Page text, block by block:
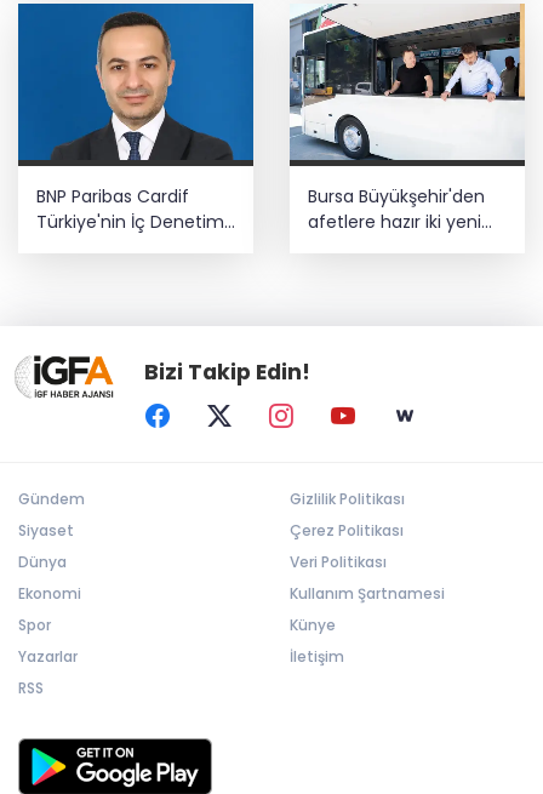
BNP Paribas Cardif
Türkiye'nin İç Denetim
Direktörü Mustafa
Bursa Büyükşehir'den
afetlere hazır iki yeni
mobil araç
Bizi Takip Edin!
Gündem
Siyaset
Dünya
Ekonomi
Spor
Yazarlar
RSS
Gizlilik Politikası
Çerez Politikası
Veri Politikası
Kullanım Şartnamesi
Künye
İletişim